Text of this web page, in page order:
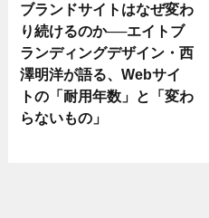
ブランドサイトはなぜ変わ
り続けるのか──エイトブ
ランディングデザイン・西
澤明洋が語る、Webサイ
トの「耐用年数」と「変わ
らないもの」